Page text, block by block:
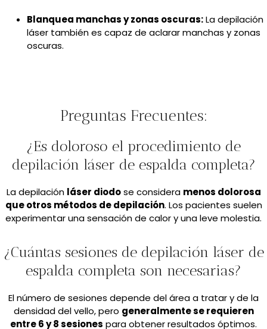
Blanquea manchas y zonas oscuras:La depilación
láser también es capaz de aclarar manchas y zonas
oscuras.
Preguntas Frecuentes:
¿Es doloroso el procedimiento de
depilación láser de espalda completa?
La depilación láser diodose considera menos dolorosa
que otros métodos de depilación. Los pacientes suelen
experimentar una sensación de calor y una leve molestia.
¿Cuántas sesiones de depilación láser de
espalda completa son necesarias?
El número de sesiones depende del área a tratar y de la
densidad del vello, pero generalmente se requieren
entre 6 y 8 sesiones para obtener resultados óptimos.